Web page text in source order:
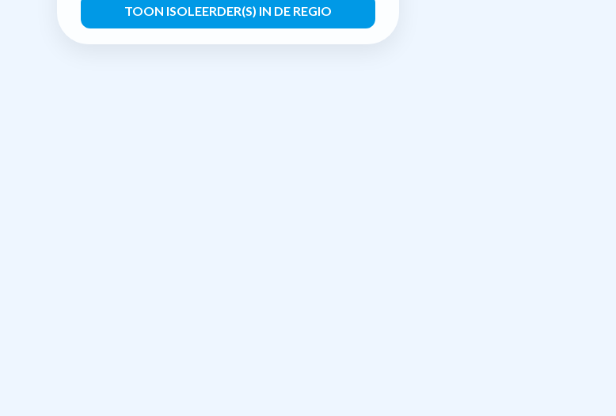
TOON ISOLEERDER(S) IN DE REGIO